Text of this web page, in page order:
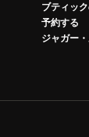
ブティッ
予約する
ジャガー